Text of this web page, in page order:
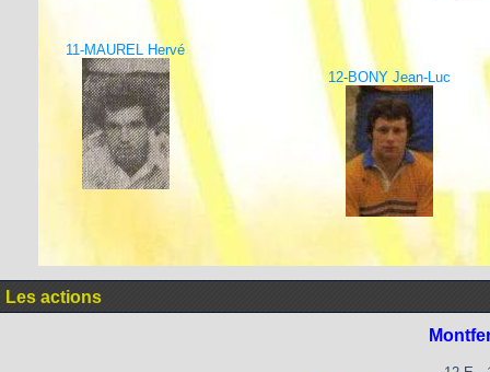
11-MAUREL Hervé
12-BONY Jean-Luc
Les actions